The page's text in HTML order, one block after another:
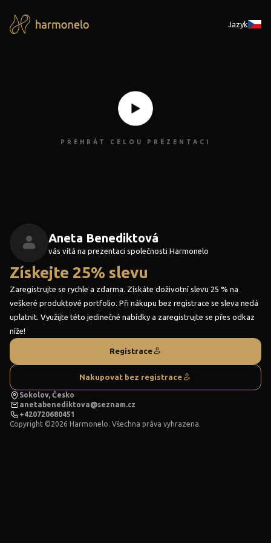
Jazyk
PŘEHRÁT CELOU PREZENTACI
Aneta Benediktová
vás vítá na prezentaci společnosti Harmonelo
Získejte 25% slevu
Zaregistrujte se rychle a zdarma. Získáte doživotní slevu 25 % na
veškeré produktové portfolio. Při nákupu bez registrace se sleva nedá
uplatnit. Využijte této jedinečné nabídky a zaregistrujte se přes odkaz
níže!
Registrace
Nakupovat bez registrace
Sokolov, Česko
anetabenediktova@seznam.cz
+420720680451
Copyright ©2026 Harmonelo. Všechna práva vyhrazena.